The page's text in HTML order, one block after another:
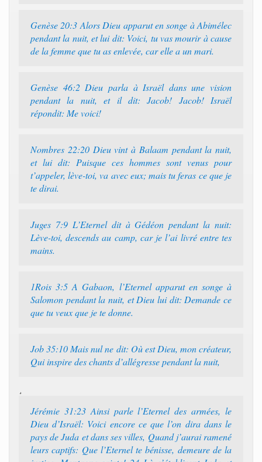
Genèse 20:3 Alors Dieu apparut en songe à Abimélec
pendant la nuit, et lui dit: Voici, tu vas mourir à cause
de la femme que tu as enlevée, car elle a un mari.
Genèse 46:2 Dieu parla à Israël dans une vision
pendant la nuit, et il dit: Jacob! Jacob! Israël
répondit: Me voici!
Nombres 22:20 Dieu vint à Balaam pendant la nuit,
et lui dit: Puisque ces hommes sont venus pour
t’appeler, lève-toi, va avec eux; mais tu feras ce que je
te dirai.
Juges 7:9 L’Eternel dit à Gédéon pendant la nuit:
Lève-toi, descends au camp, car je l’ai livré entre tes
mains.
1Rois 3:5 A Gabaon, l’Eternel apparut en songe à
Salomon pendant la nuit, et Dieu lui dit: Demande ce
que tu veux que je te donne.
Job 35:10 Mais nul ne dit: Où est Dieu, mon créateur,
Qui inspire des chants d’allégresse pendant la nuit,
Jérémie 31:23 Ainsi parle l’Eternel des armées, le
Dieu d’Israël: Voici encore ce que l’on dira dans le
pays de Juda et dans ses villes, Quand j’aurai ramené
leurs captifs: Que l’Eternel te bénisse, demeure de la